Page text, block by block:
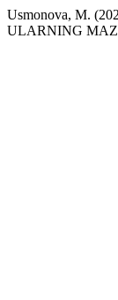
Usmonova, M.
ULARNING